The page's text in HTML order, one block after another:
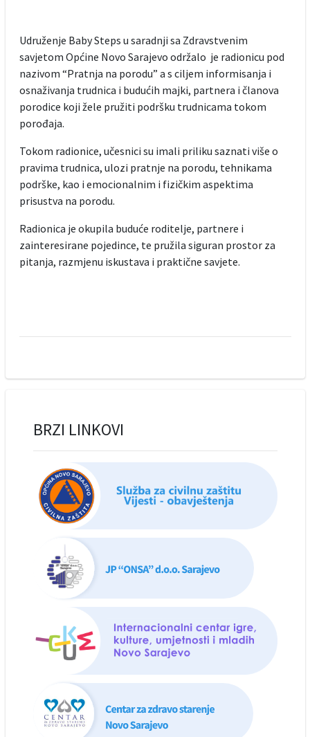
Udruženje Baby Steps u saradnji sa Zdravstvenim
savjetom Općine Novo Sarajevo održalo je radionicu pod
nazivom “Pratnja na porodu” a s ciljem informisanja i
osnaživanja trudnica i budućih majki, partnera i članova
porodice koji žele pružiti podršku trudnicama tokom
porođaja.
Tokom radionice, učesnici su imali priliku saznati više o
pravima trudnica, ulozi pratnje na porodu, tehnikama
podrške, kao i emocionalnim i fizičkim aspektima
prisustva na porodu.
Radionica je okupila buduće roditelje, partnere i
zainteresirane pojedince, te pružila siguran prostor za
pitanja, razmjenu iskustava i praktične savjete.
BRZI LINKOVI